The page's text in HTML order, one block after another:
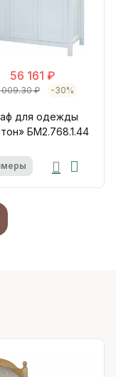
56 161 ₽
₽ -30%
для одежды
БМ2.768.1.44